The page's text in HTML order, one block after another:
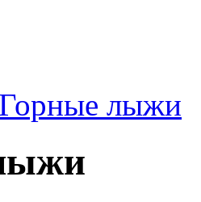
Горные лыжи